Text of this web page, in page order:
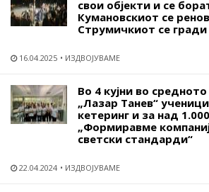
свои објекти и се
Кумановскиот се
Струмичкиот се
16.04.2025 ИЗДВОЈУВАМЕ
Во 4 кујни во
„Лазар Танев“
кетеринг и за над
„Формиравме
светски стандарди“
22.04.2024 ИЗДВОЈУВАМЕ